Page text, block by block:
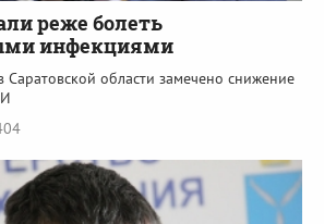
реже болеть
инфекциями
области замечено снижение